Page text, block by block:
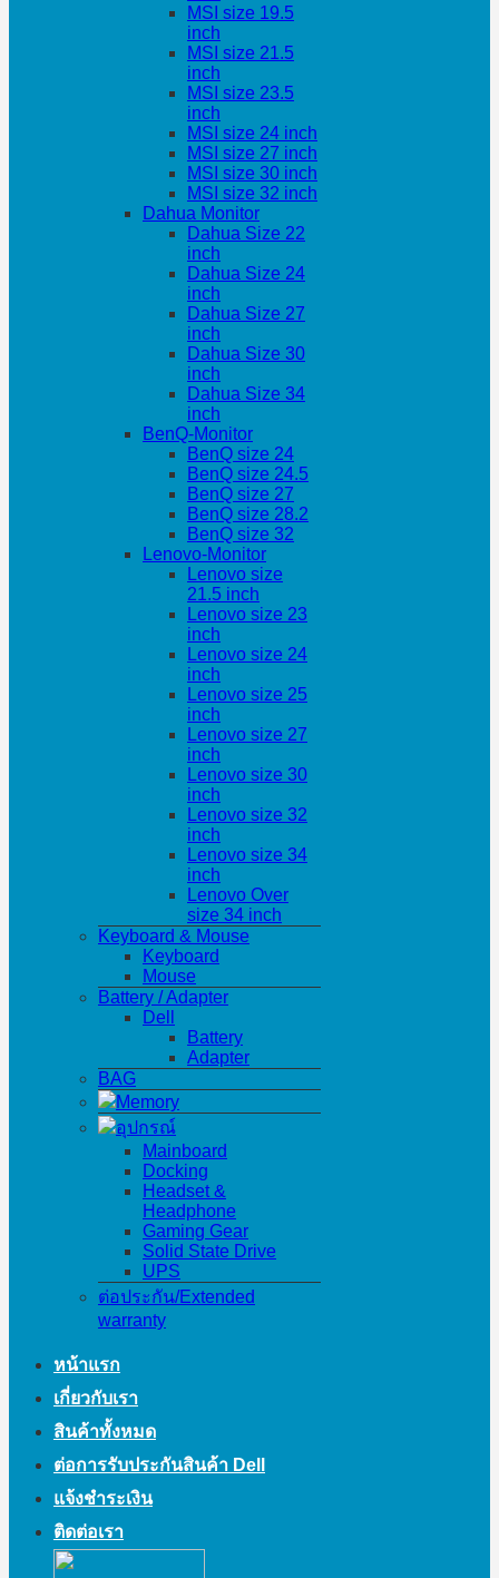
MSI size 19.5
inch
MSI size 21.5
inch
MSI size 23.5
inch
MSI size 24 inch
MSI size 27 inch
MSI size 30 inch
MSI size 32 inch
Dahua Monitor
Dahua Size 22
inch
Dahua Size 24
inch
Dahua Size 27
inch
Dahua Size 30
inch
Dahua Size 34
inch
BenQ-Monitor
BenQ size 24
BenQ size 24.5
BenQ size 27
BenQ size 28.2
BenQ size 32
Lenovo-Monitor
Lenovo size
21.5 inch
Lenovo size 23
inch
Lenovo size 24
inch
Lenovo size 25
inch
Lenovo size 27
inch
Lenovo size 30
inch
Lenovo size 32
inch
Lenovo size 34
inch
Lenovo Over
size 34 inch
Keyboard & Mouse
Keyboard
Mouse
Battery / Adapter
Dell
Battery
Adapter
BAG
Memory
อุปกรณ์
Mainboard
Docking
Headset &
Headphone
Gaming Gear
Solid State Drive
UPS
ต่อประกัน/Extended
warranty
หน้าแรก
เกี่ยวกับเรา
สินค้าทั้งหมด
ต่อการรับประกันสินค้า Dell
แจ้งชำระเงิน
ติดต่อเรา